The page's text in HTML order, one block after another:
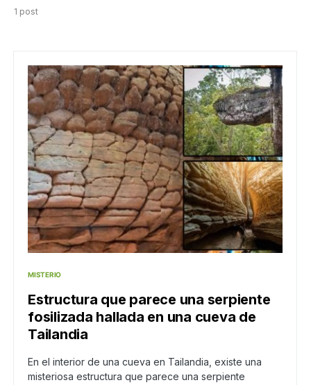
1 post
MISTERIO
Estructura que parece una serpiente
fosilizada hallada en una cueva de
Tailandia
En el interior de una cueva en Tailandia, existe una
misteriosa estructura que parece una serpiente